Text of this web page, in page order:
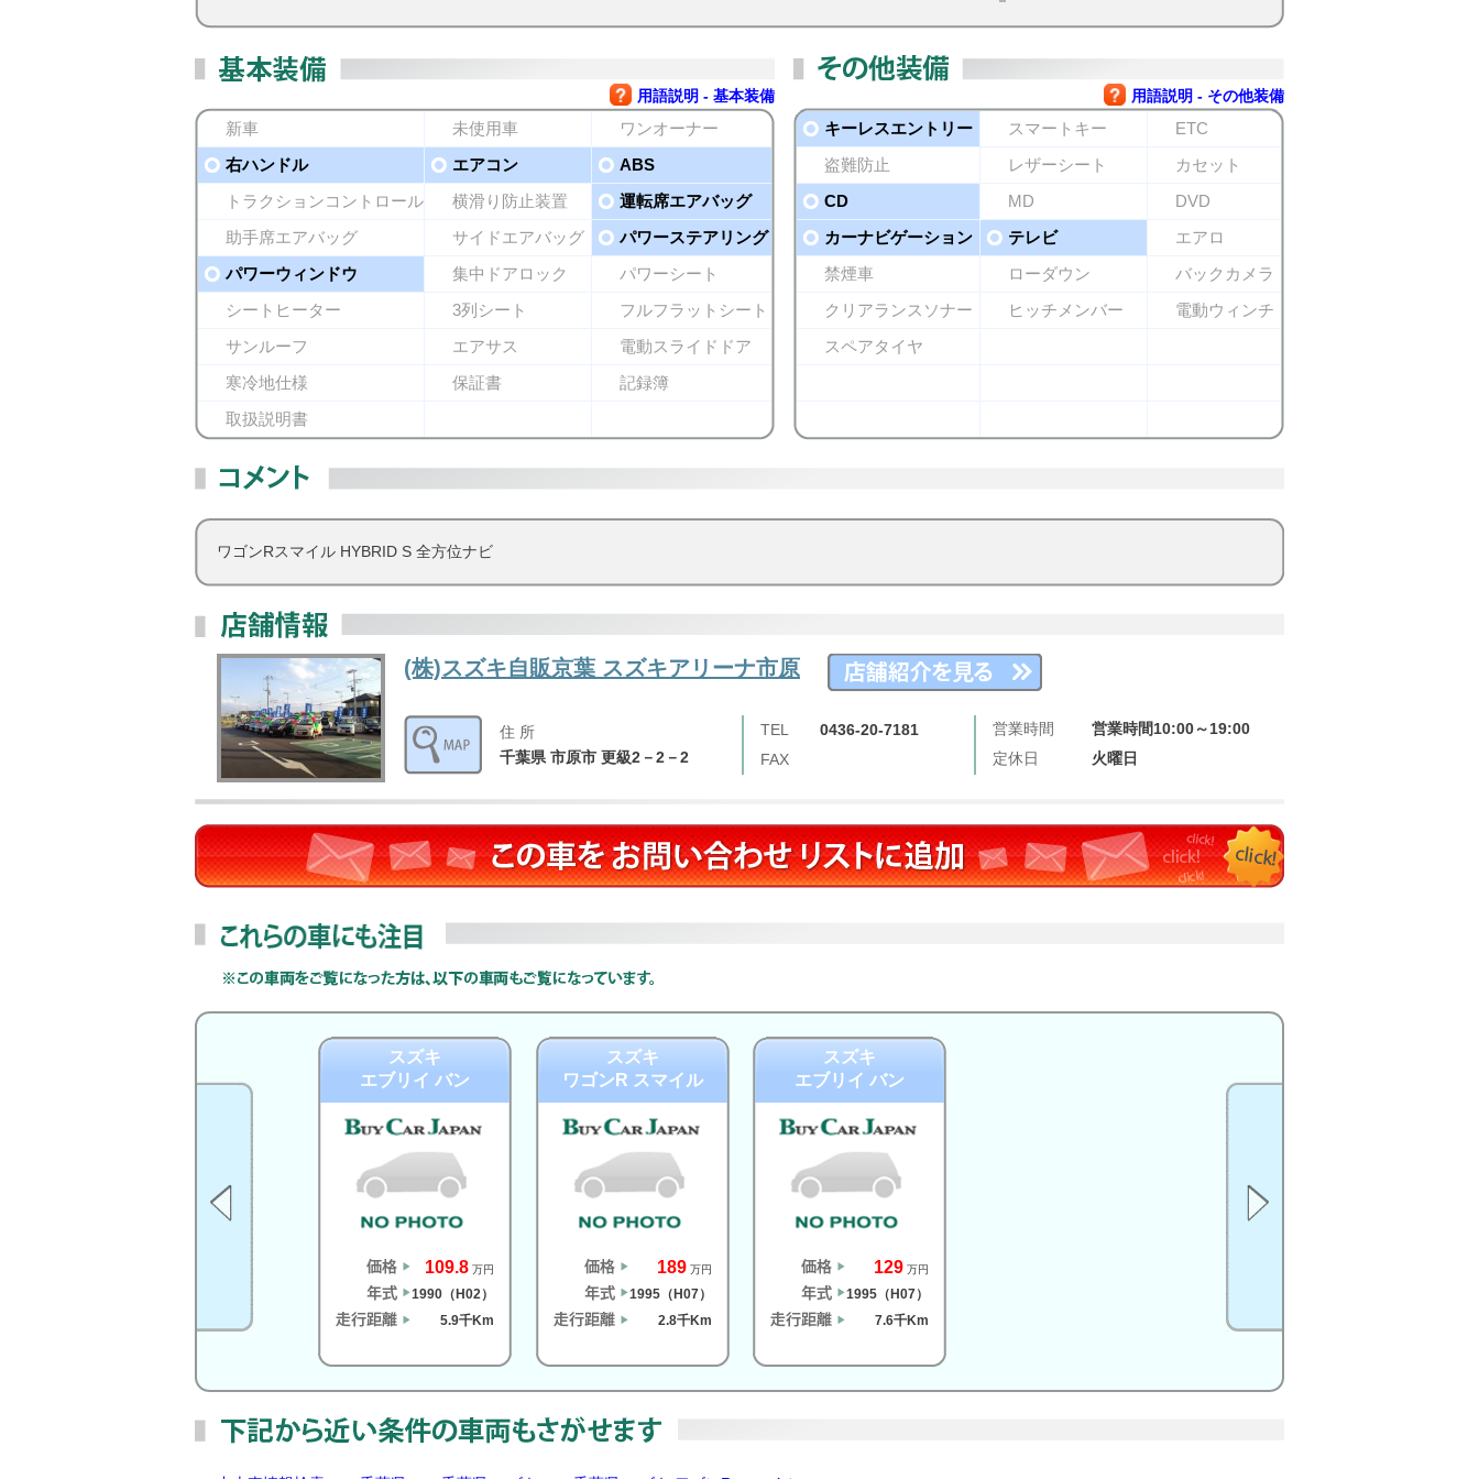
用語説明 - 基本装備
新車 未使用車
ワンオーナー
右ハンドル
エアコン
ABS
トラクションコントロール
横滑り防止装置
運転席エアバッグ
助手席エアバッグ
サイドエアバッグ
パワーステアリング
パワーウィンドウ
集中ドアロック
パワーシート
シートヒーター
3列シート
フルフラットシート
サンルーフ
エアサス
電動スライドドア
寒冷地仕様
保証書
記録簿
取扱説明書
用語説明 - その他装備
キーレスエントリー スマートキー
ETC
盗難防止
レザーシート
カセット
CD
MD
DVD
カーナビゲーション
テレビ
エアロ
禁煙車
ローダウン
バックカメラ
クリアランスソナー
ヒッチメンバー
電動ウィンチ
スペアタイヤ
ワゴンRスマイル HYBRID S 全方位ナビ
(株)スズキ自販京葉 スズキアリーナ市原
住 所
千葉県 市原市 更級2－2－2
TEL 0436-20-7181 営業時間
営業時間10:00～19:00
FAX
定休日 火曜日
スズキ
エブリイ バン
109.8 万円
1990（H02）
5.9千Km
スズキ
ワゴンR スマイル
189 万円
1995（H07）
2.8千Km
スズキ
エブリイ バン
129 万円
1995（H07）
7.6千Km